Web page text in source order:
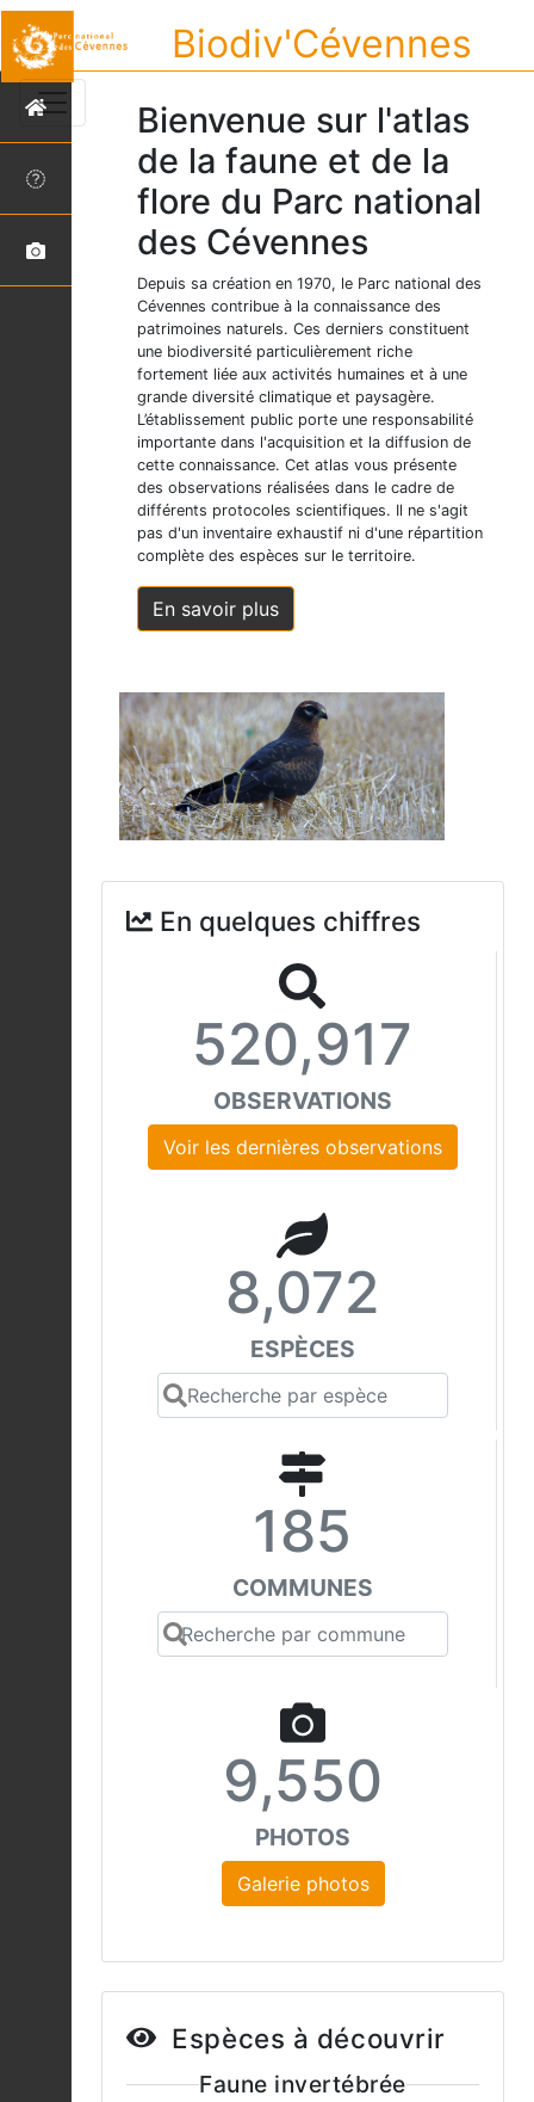
Biodiv'Cévennes
Bienvenue sur l'atlas
de la faune et de la
flore du Parc national
des Cévennes
Depuis sa création en 1970, le Parc national des
Cévennes contribue à la connaissance des
patrimoines naturels. Ces derniers constituent
une biodiversité particulièrement riche
fortement liée aux activités humaines et à une
grande diversité climatique et paysagère.
L’établissement public porte une responsabilité
importante dans l'acquisition et la diffusion de
cette connaissance. Cet atlas vous présente
des observations réalisées dans le cadre de
différents protocoles scientifiques. Il ne s'agit
pas d'un inventaire exhaustif ni d'une répartition
complète des espèces sur le territoire.
En savoir plus
En quelques chiffres
520,917
OBSERVATIONS
Voir les dernières observations
8,072
ESPÈCES
185
COMMUNES
9,550
PHOTOS
Galerie photos
Espèces à découvrir
Faune invertébrée